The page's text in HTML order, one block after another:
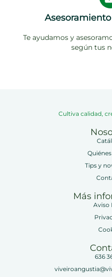
Te ayudamos y
según tus
Cultiva calidad,
Tips y
Más
Aviso
636